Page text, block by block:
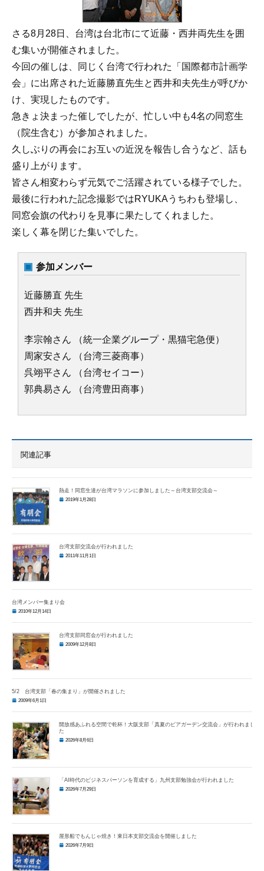
さる8月28日、台湾は台北市にて近藤・西井両先生を囲
む集いが開催されました。
今回の催しは、同じく台湾で行われた「国際都市計画学
会」に出席された近藤勝直先生と西井和夫先生が呼びか
け、実現したものです。
急きょ決まった催しでしたが、忙しい中も4名の同窓生
（院生含む）が参加されました。
久しぶりの再会にお互いの近況を報告し合うなど、話も
盛り上がります。
皆さん相変わらず元気でご活躍されている様子でした。
最後に行われた記念撮影ではRYUKAうちわも登場し、
同窓会旗の代わりを見事に果たしてくれました。
楽しく幕を閉じた集いでした。
参加メンバー
近藤勝直 先生
西井和夫 先生
李宗翰さん （統一企業グループ・黒猫宅急便）
周家安さん （台湾三菱商事）
呉翊平さん （台湾セイコー）
郭典易さん （台湾豊田商事）
関連記事
熱走！同窓生達が台湾マラソンに参加しました～台湾支部交流会～
2019年1月28日
台湾支部交流会が行われました
2011年11月1日
台湾メンバー集まり会
2010年12月14日
台湾支部同窓会が行われました
2009年12月8日
5/2 台湾支部「春の集まり」が開催されました
2009年6月1日
開放感あふれる空間で乾杯！大阪支部「真夏のビアガーデン交流会」が行われまし
た
2026年8月6日
「AI時代のビジネスパーソンを育成する」九州支部勉強会が行われました
2026年7月29日
屋形船でもんじゃ焼き！東日本支部交流会を開催しました
2026年7月9日